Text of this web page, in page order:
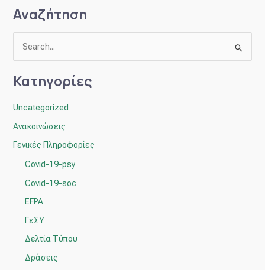
Αναζήτηση
α
τ
η
Κατηγορίες
Uncategorized
Ανακοινώσεις
Γενικές Πληροφορίες
Covid-19-psy
Covid-19-soc
EFPA
ΓεΣΥ
Δελτία Τύπου
Δράσεις